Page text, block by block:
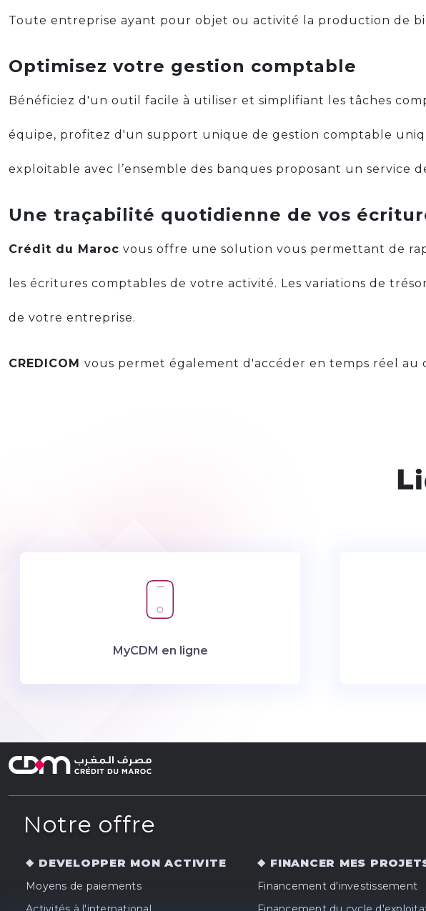
Toute entreprise ayant pour objet ou activité la production de
Optimisez votre gestion comptable
Bénéficiez d'un outil facile à utiliser et simplifiant les tâches
équipe, profitez d'un support unique de gestion comptable
exploitable avec l’ensemble des banques proposant un service
Une traçabilité quotidienne de vos
Crédit du Maroc vous offre une solution vous permettant de
les écritures comptables de votre activité. Les variations de
de votre entreprise.
CREDICOM vous permet également d'accéder en temps réel au
MyCDM en ligne
Notre offre
DEVELOPPER MON ACTIVITE
Moyens de paiements
FINANCER MES
Financement d'investissement